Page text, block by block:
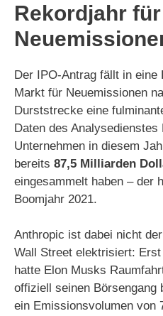
Rekordjahr für
Der IPO-Antrag fällt in eine
Markt für Neuemissionen
Durststrecke eine
Daten des
Unternehmen in diesem
bereits 87,5 Milliarden
eingesammelt haben – der
Boomjahr 2021.
Anthropic ist dabei nicht
Wall Street elektrisiert:
hatte Elon Musks
offiziell seinen Börsengang
ein Emissionsvolumen von